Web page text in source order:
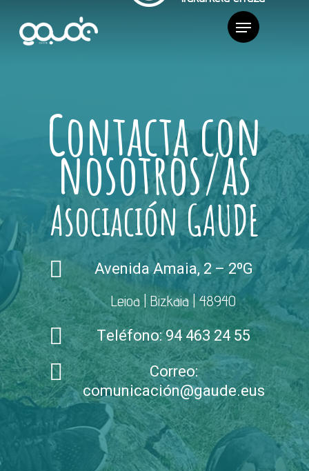
Contacta con
nosotros/as
Asociación GAUDE
Avenida Amaia, 2 – 2ºG
Leioa | Bizkaia | 48940
Teléfono:94 463 24 55
Correo:
comunicación@gaude.eus